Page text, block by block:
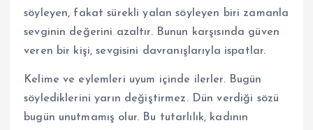
söyleyen, fakat sürekli yalan söyleyen biri zamanla
sevginin değerini azaltır. Bunun karşısında güven
veren bir kişi, sevgisini davranışlarıyla ispatlar.
Kelime ve eylemleri uyum içinde ilerler. Bugün
söylediklerini yarın değiştirmez. Dün verdiği sözü
bugün unutmamış olur. Bu tutarlılık, kadının